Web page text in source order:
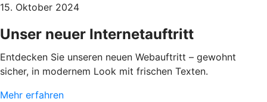
15. Oktober 2024
Unser neuer Internetauftritt
Entdecken Sie unseren neuen Webauftritt – gewohnt
sicher, in modernem Look mit frischen Texten.
Mehr erfahren